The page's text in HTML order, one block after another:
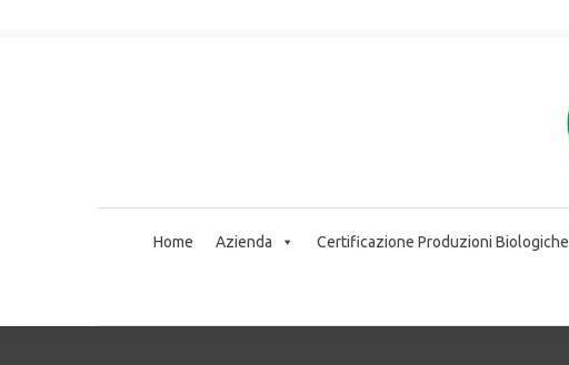
Home Azienda Certificazione Produzioni Biologiche